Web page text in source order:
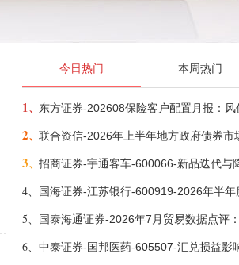
今日热门 本周热门
1、
2、
3、
4、
5、
6、